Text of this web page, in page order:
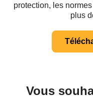
protection, les
plus
Vous